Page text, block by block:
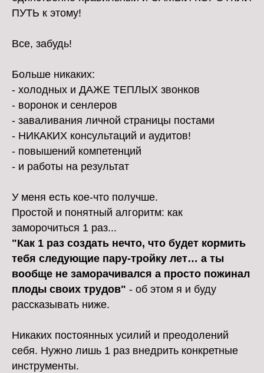
ПУТЬ к этому!
Все, забудь!
Больше никаких:
- холодных и ДАЖЕ ТЕПЛЫХ звонков
- воронок и сенлеров
- заваливания личной страницы постами
- НИКАКИХ консультаций и аудитов!
- повышений компетенций
- и работы на результат
У меня есть кое-что получше.
Простой и понятный алгоритм: как
заморочиться 1 раз...
"Как 1 раз создать нечто, что будет кормить
тебя следующие пару-тройку лет… а ты
вообще не заморачивался а просто пожинал
плоды своих трудов" - об этом я и буду
рассказывать ниже.
Никаких постоянных усилий и преодолений
себя. Нужно лишь 1 раз внедрить конкретные
инструменты.